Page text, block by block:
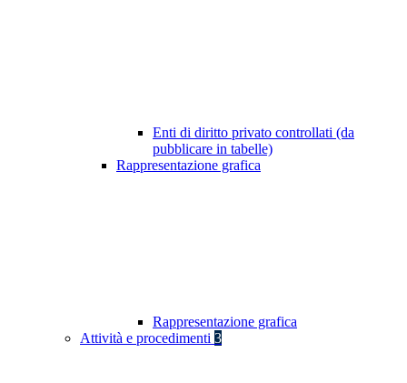
Enti di diritto privato controllati (da
pubblicare in tabelle)
Rappresentazione grafica
Rappresentazione grafica
Attività e procedimenti 3